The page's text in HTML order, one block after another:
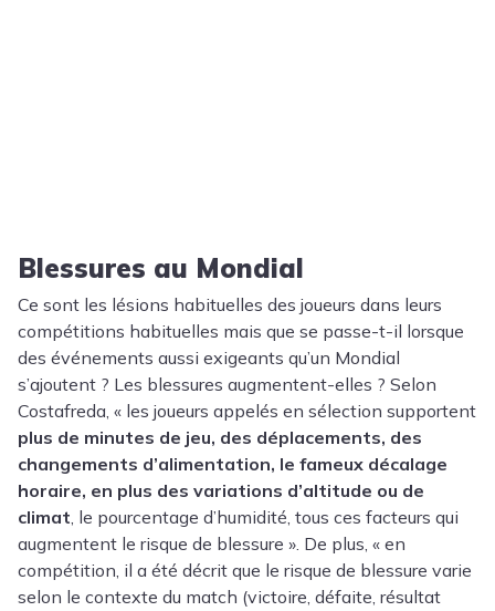
Blessures au Mondial
Ce sont les lésions habituelles des joueurs dans leurs
compétitions habituelles mais que se passe-t-il lorsque
des événements aussi exigeants qu’un Mondial
s’ajoutent ? Les blessures augmentent-elles ? Selon
Costafreda, « les joueurs appelés en sélection supportent
plus de minutes de jeu, des déplacements, des
changements d’alimentation, le fameux décalage
horaire, en plus des variations d’altitude ou de
climat, le pourcentage d’humidité, tous ces facteurs qui
augmentent le risque de blessure ». De plus, « en
compétition, il a été décrit que le risque de blessure varie
selon le contexte du match (victoire, défaite, résultat